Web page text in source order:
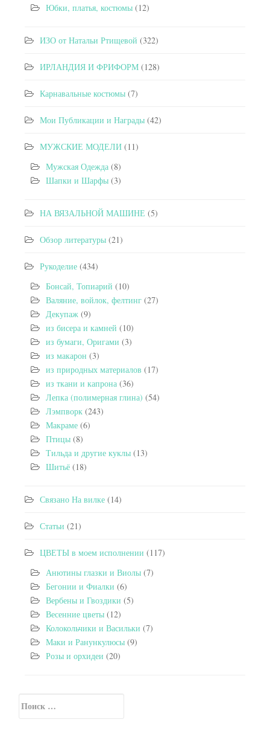
Юбки, платья, костюмы (12)
ИЗО от Натальи Ртищевой (322)
ИРЛАНДИЯ И ФРИФОРМ (128)
Карнавальные костюмы (7)
Мои Публикации и Награды (42)
МУЖСКИЕ МОДЕЛИ (11)
Мужская Одежда (8)
Шапки и Шарфы (3)
НА ВЯЗАЛЬНОЙ МАШИНЕ (5)
Обзор литературы (21)
Рукоделие (434)
Бонсай, Топиарий (10)
Валяние, войлок, фелтинг (27)
Декупаж (9)
из бисера и камней (10)
из бумаги, Оригами (3)
из макарон (3)
из природных материалов (17)
из ткани и капрона (36)
Лепка (полимерная глина) (54)
Лэмпворк (243)
Макраме (6)
Птицы (8)
Тильда и другие куклы (13)
Шитьё (18)
Связано На вилке (14)
Статьи (21)
ЦВЕТЫ в моем исполнении (117)
Анютины глазки и Виолы (7)
Бегонии и Фиалки (6)
Вербены и Гвоздики (5)
Весенние цветы (12)
Колокольчики и Васильки (7)
Маки и Ранункулюсы (9)
Розы и орхидеи (20)
Secondary Sidebar
Искать: